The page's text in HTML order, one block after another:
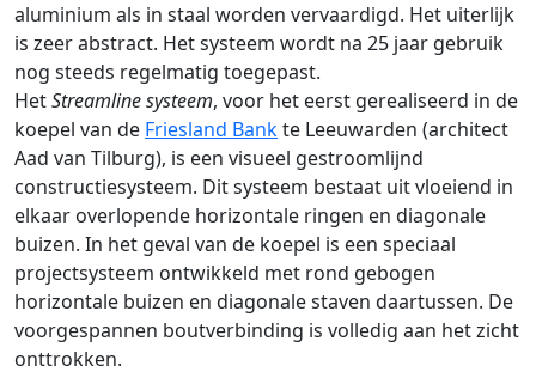
aluminium als in staal worden vervaardigd. Het uiterlijk
is zeer abstract. Het systeem wordt na 25 jaar gebruik
nog steeds regelmatig toegepast.
HetStreamline systeem, voor het eerst gerealiseerd in de
koepel van de Friesland Bankte Leeuwarden (architect
Aad van Tilburg), is een visueel gestroomlijnd
constructiesysteem. Dit systeem bestaat uit vloeiend in
elkaar overlopende horizontale ringen en diagonale
buizen. In het geval van de koepel is een speciaal
projectsysteem ontwikkeld met rond gebogen
horizontale buizen en diagonale staven daartussen. De
voorgespannen boutverbinding is volledig aan het zicht
onttrokken.